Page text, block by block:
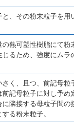
、その粉末粒子を
熱可塑性樹脂にて
るため、強度にム
く、且つ、前記母
記母粒子に対し予
隣接する母粒子間
る粉末粒子。